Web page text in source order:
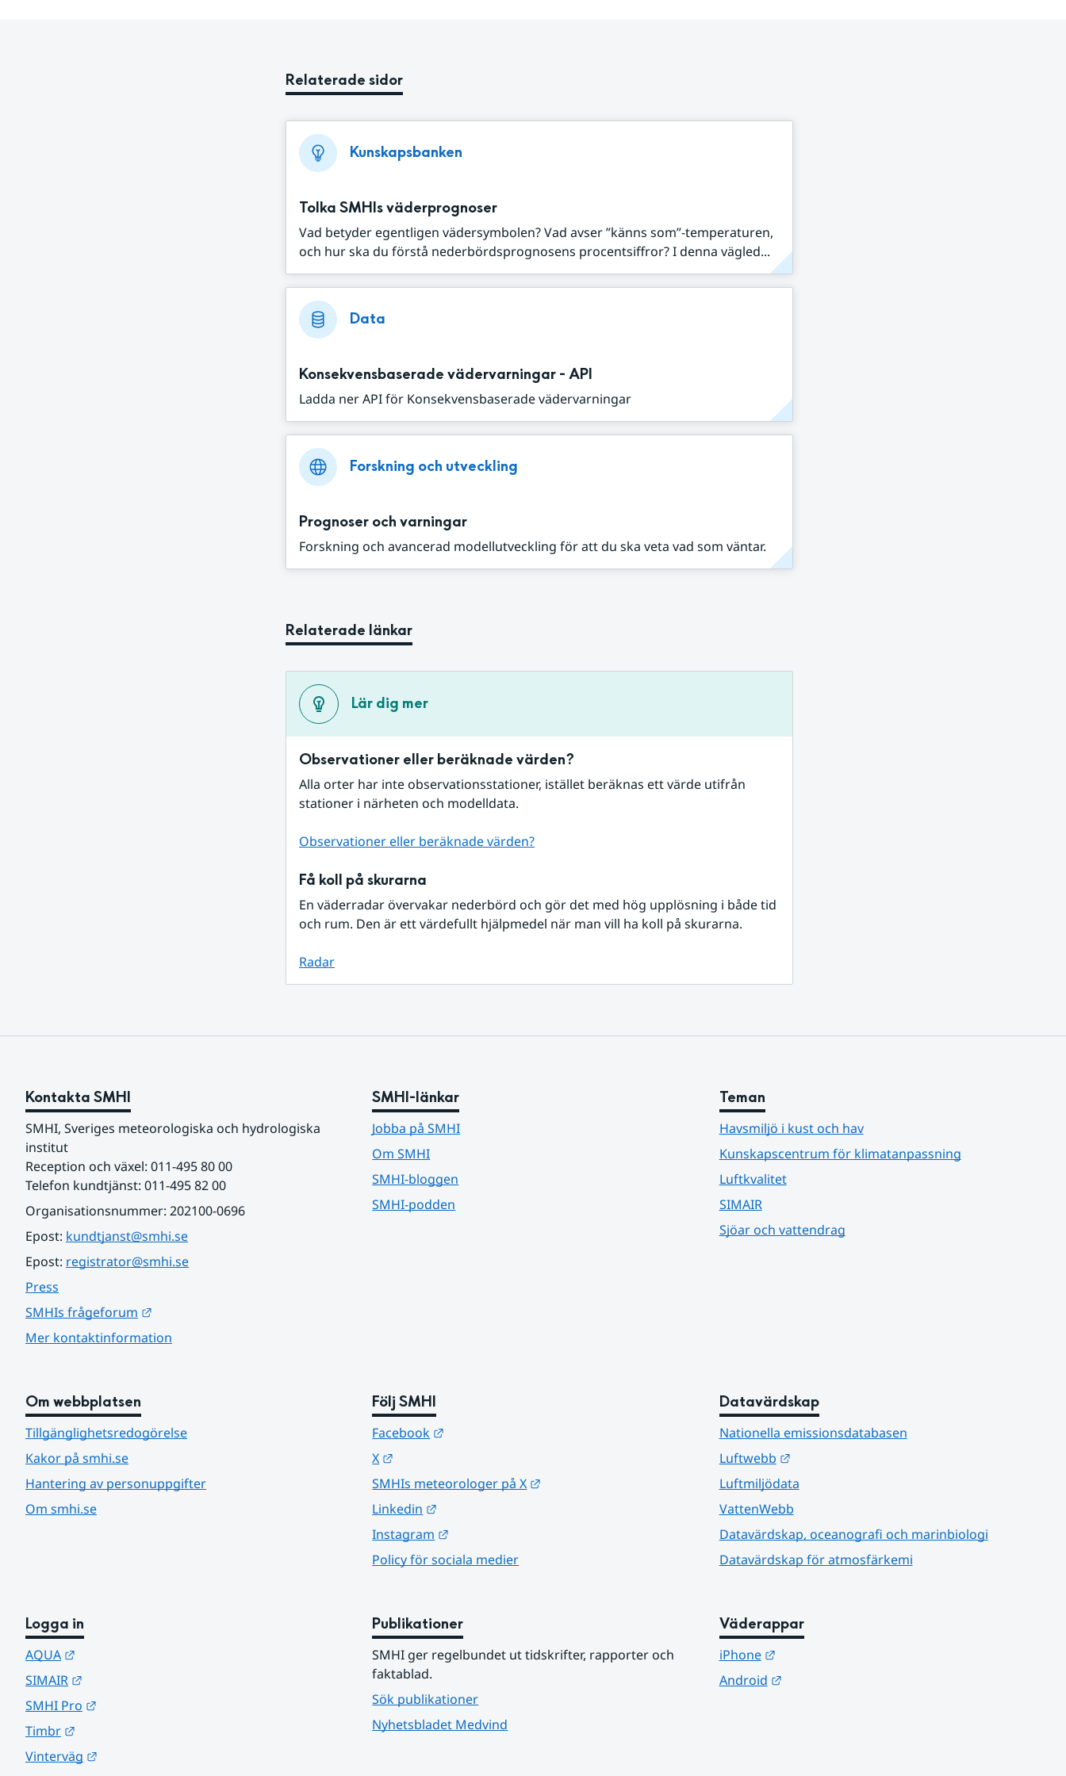
Relaterade sidor
Kunskapsbanken
Tolka SMHIs väderprognoser
Vad betyder egentligen vädersymbolen? Vad avser ”känns som”-temperaturen,
och hur ska du förstå nederbördsprognosens procentsiffror? I denna vägled...
Data
Konsekvensbaserade vädervarningar - API
Ladda ner API för Konsekvensbaserade vädervarningar
Forskning och utveckling
Prognoser och varningar
Forskning och avancerad modellutveckling för att du ska veta vad som väntar.
Relaterade länkar
Lär dig mer
Observationer eller beräknade värden?
Alla orter har inte observationsstationer, istället beräknas ett värde utifrån
stationer i närheten och modelldata.
Observationer eller beräknade värden?
Få koll på skurarna
En väderradar övervakar nederbörd och gör det med hög upplösning i både tid
och rum. Den är ett värdefullt hjälpmedel när man vill ha koll på skurarna.
Radar
Kontakta SMHI
SMHI, Sveriges meteorologiska och hydrologiska
institut
Reception och växel: 011-495 80 00
Telefon kundtjänst: 011-495 82 00
Organisationsnummer: 202100-0696
Epost: kundtjanst@smhi.se
Epost: registrator@smhi.se
Press
SMHIs frågeforum
Mer kontaktinformation
SMHI-länkar
Jobba på SMHI
Om SMHI
SMHI-bloggen
SMHI-podden
Teman
Havsmiljö i kust och hav
Kunskapscentrum för klimatanpassning
Luftkvalitet
SIMAIR
Sjöar och vattendrag
Om webbplatsen
Tillgänglighetsredogörelse
Kakor på smhi.se
Hantering av personuppgifter
Om smhi.se
Följ SMHI
Facebook
X
SMHIs meteorologer på X
Linkedin
Instagram
Policy för sociala medier
Datavärdskap
Nationella emissionsdatabasen
Luftwebb
Länk till annan webbplats.
Luftmiljödata
VattenWebb
Datavärdskap, oceanografi och marinbiologi
Datavärdskap för atmosfärkemi
Logga in
AQUA
SIMAIR
SMHI Pro
Timbr
Vinterväg
Publikationer
SMHI ger regelbundet ut tidskrifter, rapporter och
faktablad.
Sök publikationer
Nyhetsbladet Medvind
Väderappar
iPhone
Länk till annan webbplats.
Android
Länk till annan webbplats.